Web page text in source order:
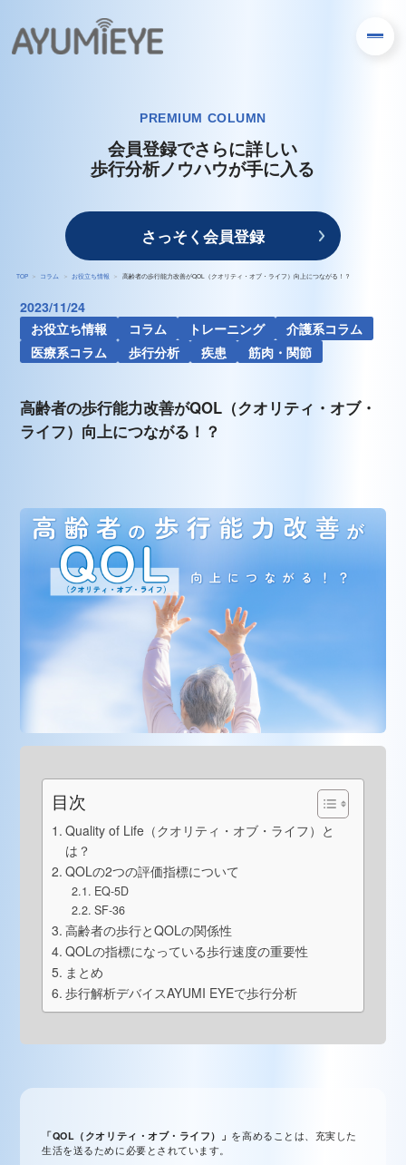
PREMIUM COLUMN
会員登録でさらに詳しい
歩行分析ノウハウが手に入る
さっそく会員登録
TOP コラム お役立ち情報 高齢者の歩行能力改善がQOL（クオリティ・オブ・ライフ）向上につながる！？
2023/11/24
お役立ち情報
コラム トレーニング
介護系コラム
医療系コラム
歩行分析 疾患 筋肉・関節
高齢者の歩行能力改善がQOL（クオリティ・オブ・
ライフ）向上につながる！？
目次
Quality of Life（クオリティ・オブ・ライフ）と
は？
QOLの2つの評価指標について
EQ-5D
SF-36
高齢者の歩行とQOLの関係性
QOLの指標になっている歩行速度の重要性
まとめ
歩行解析デバイスAYUMI EYEで歩行分析
「QOL（クオリティ・オブ・ライフ）」 を高めることは、充実した
生活を送るために必要とされています。